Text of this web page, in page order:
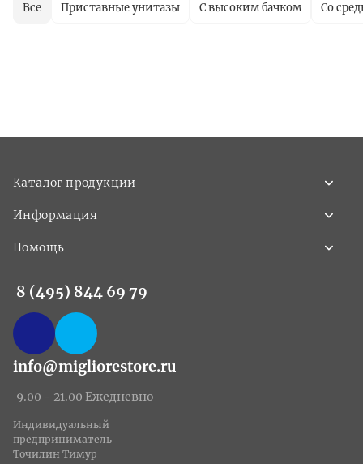
Все Приставные унитазы С высоким бачком Со
Каталог продукции
Информация
Помощь
8 (495) 844 69 79
info@migliorestore.ru
9.00 - 21.00 Ежедневно
Индивидуальный
предприниматель
Точилин Тимур